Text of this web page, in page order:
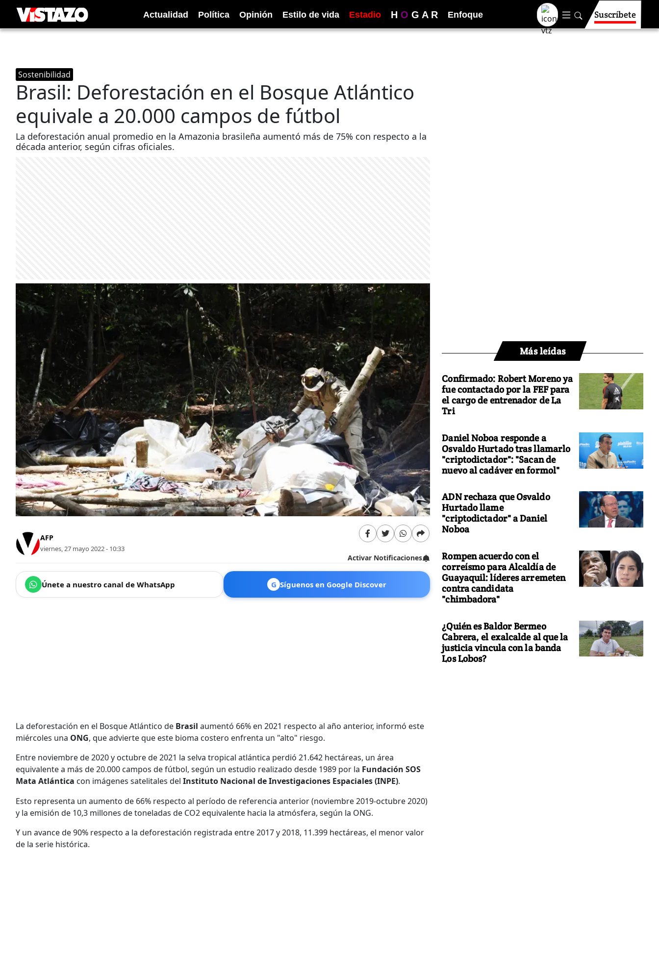
Actualidad Política Opinión Estilo de vida Estadio H O G A R Enfoque Suscríbete
Sostenibilidad
Brasil: Deforestación en el Bosque Atlántico
equivale a 20.000 campos de fútbol
La deforestación anual promedio en la Amazonia brasileña aumentó más de 75% con respecto a la
década anterior, según cifras oficiales.
AFP
viernes, 27 mayo 2022 - 10:33
Activar Notificaciones
Únete a nuestro canal de WhatsApp G Síguenos en Google Discover
La deforestación en el Bosque Atlántico de Brasil aumentó 66% en 2021 respecto al año anterior, informó este
miércoles una ONG, que advierte que este bioma costero enfrenta un "alto" riesgo.
Entre noviembre de 2020 y octubre de 2021 la selva tropical atlántica perdió 21.642 hectáreas, un área
equivalente a más de 20.000 campos de fútbol, según un estudio realizado desde 1989 por la Fundación SOS
Mata Atlántica con imágenes satelitales del Instituto Nacional de Investigaciones Espaciales(INPE).
Esto representa un aumento de 66% respecto al período de referencia anterior (noviembre 2019-octubre 2020)
y la emisión de 10,3 millones de toneladas de CO2 equivalente hacia la atmósfera, según la ONG.
Y un avance de 90% respecto a la deforestación registrada entre 2017 y 2018, 11.399 hectáreas, el menor valor
de la serie histórica.
Más leídas
Confirmado: Robert Moreno ya
fue contactado por la FEF para
el cargo de entrenador de La
Tri
Daniel Noboa responde a
Osvaldo Hurtado tras llamarlo
"criptodictador": "Sacan de
nuevo al cadáver en formol"
ADN rechaza que Osvaldo
Hurtado llame
"criptodictador" a Daniel
Noboa
Rompen acuerdo con el
correísmo para Alcaldía de
Guayaquil: líderes arremeten
contra candidata
"chimbadora"
¿Quién es Baldor Bermeo
Cabrera, el exalcalde al que la
justicia vincula con la banda
Los Lobos?